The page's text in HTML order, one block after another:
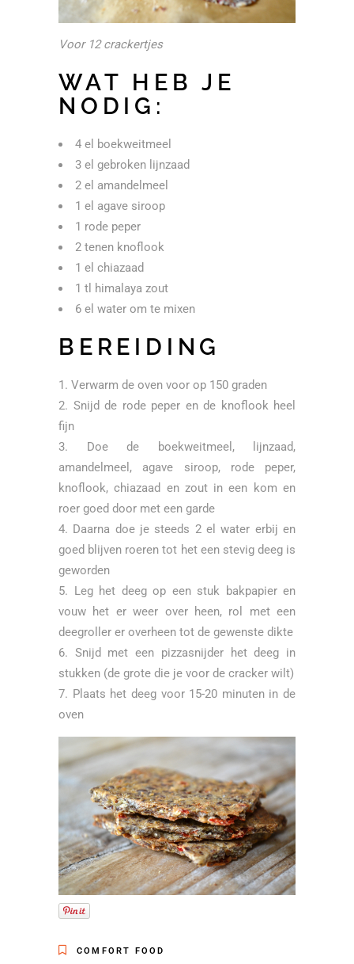
Voor 12 crackertjes
WAT HEB JE
NODIG:
4 el boekweitmeel
3 el gebroken lijnzaad
2 el amandelmeel
1 el agave siroop
1 rode peper
2 tenen knoflook
1 el chiazaad
1 tl himalaya zout
6 el water om te mixen
BEREIDING
Verwarm de oven voor op 150 graden
Snijd de rode peper en de knoflook heel
fijn
Doe de boekweitmeel, lijnzaad,
amandelmeel, agave siroop, rode peper,
knoflook, chiazaad en zout in een kom en
roer goed door met een garde
Daarna doe je steeds 2 el water erbij en
goed blijven roeren tot het een stevig deeg is
geworden
Leg het deeg op een stuk bakpapier en
vouw het er weer over heen, rol met een
deegroller er overheen tot de gewenste dikte
Snijd met een pizzasnijder het deeg in
stukken (de grote die je voor de cracker wilt)
Plaats het deeg voor 15-20 minuten in de
oven
COMFORT FOOD